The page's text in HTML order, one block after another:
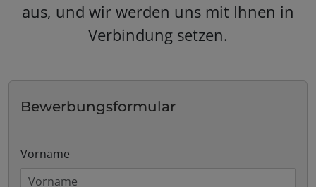
aus, und wir werden uns mit Ihnen in
Verbindung setzen.
Bewerbungsformular
Vorname